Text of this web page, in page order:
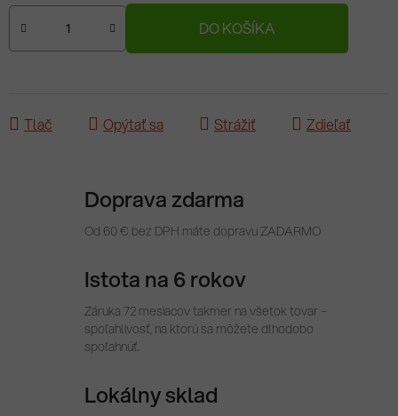
DO KOŠÍKA
Tlač Opýtať sa Strážiť Zdieľať
Doprava zdarma
Od 60 € bez DPH máte dopravu ZADARMO
Istota na 6 rokov
Záruka 72 mesiacov takmer na všetok tovar –
spoľahlivosť, na ktorú sa môžete dlhodobo
spoľahnúť.
Lokálny sklad